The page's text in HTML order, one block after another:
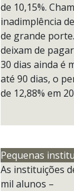
de 10,15%.
inadimplência
de grande
deixam de
30 dias ainda é
até 90 dias, o
de 12,88% em
Pequenas
As instituições
mil alunos –